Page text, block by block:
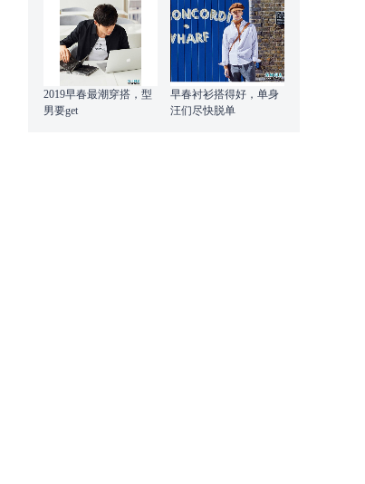
2019早春最潮穿搭，型
男要get
早春衬衫搭得好，单身
汪们尽快脱单